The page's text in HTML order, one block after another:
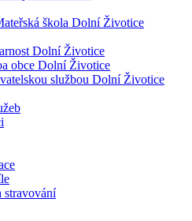
škola Dolní Životice
Dolní Životice
obce Dolní Životice
službou Dolní Životice
stravování